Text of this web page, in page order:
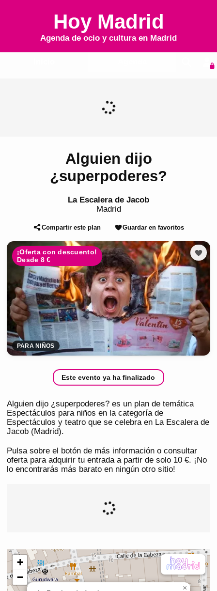
Hoy Madrid
Agenda de ocio y cultura en Madrid
Alguien dijo
¿superpoderes?
La Escalera de Jacob
Madrid
Compartir este plan Guardar en favoritos
¡Oferta con descuento!
Desde 8 €
PARA NIÑOS
Este evento ya ha finalizado
Alguien dijo ¿superpoderes? es un plan de temática
Espectáculos para niños en la categoría de
Espectáculos y teatro que se celebra en La Escalera de
Jacob (Madrid).
Pulsa sobre el botón de más información o consultar
oferta para adquirir tu entrada a partir de solo 10 €. ¡No
lo encontrarás más barato en ningún otro sitio!